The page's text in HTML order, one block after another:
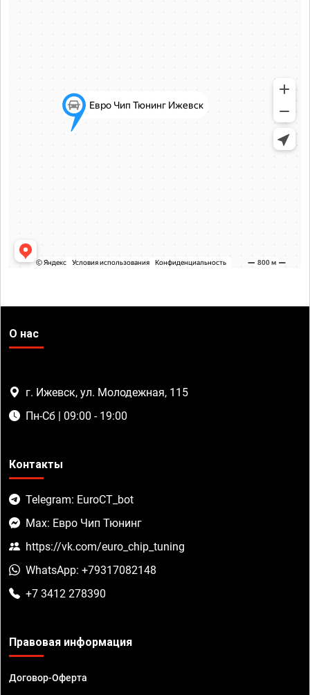
О нас
г. Ижевск, ул. Молодежная, 115
Пн-Сб | 09:00 - 19:00
Контакты
Telegram: EuroCT_bot
Max: Евро Чип Тюнинг
https://vk.com/euro_chip_tuning
WhatsApp: +79317082148
+7 3412 278390
Правовая информация
Договор-Оферта